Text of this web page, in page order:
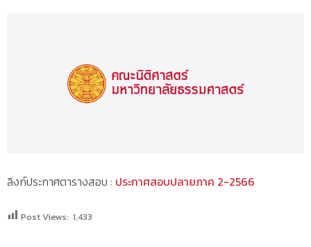
ลิงก์ประกาศตารางสอบ : ประกาศสอบปลายภาค 2-2566
Post Views: 1,433